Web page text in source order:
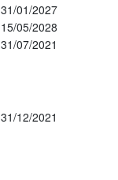
31/01/2027
15/05/2028
31/07/2021
31/12/2021